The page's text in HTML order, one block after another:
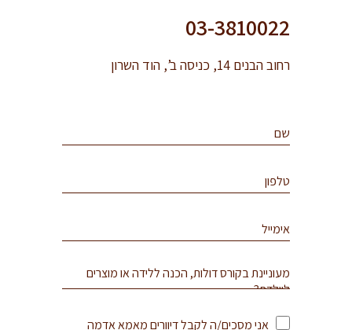
03-3810022
רחוב הבנים 14, כניסה ב’, הוד השרון
אני מסכים/ה לקבל דיוורים מאמא אדמה